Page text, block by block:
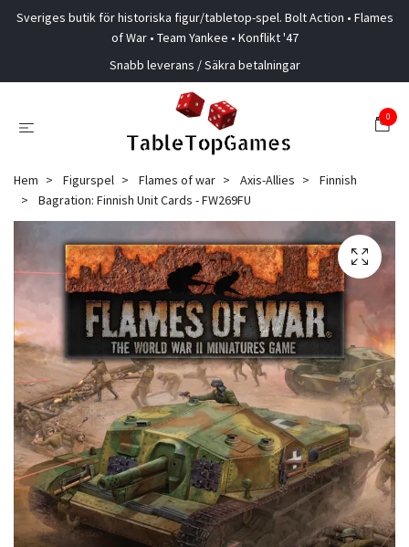
Sveriges butik för historiska figur/tabletop-spel. Bolt Action • Flames
of War • Team Yankee • Konflikt '47
Snabb leverans / Säkra betalningar
0
Hem Figurspel Flames of war Axis-Allies
Finnish
Bagration: Finnish Unit Cards - FW269FU